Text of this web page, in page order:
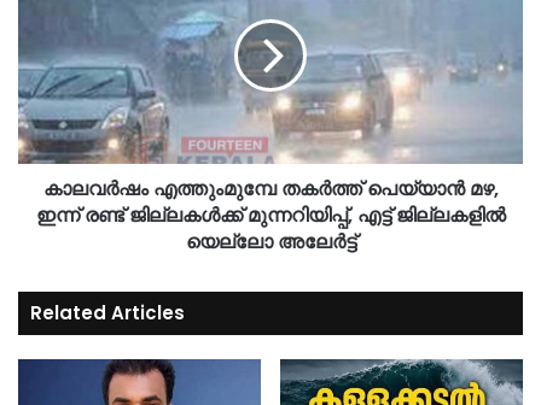
കാലവര്‍ഷം എത്തുംമുമ്പേ തകർത്ത് പെയ്യാൻ മഴ,
ഇന്ന് രണ്ട് ജില്ലകൾക്ക് മുന്നറിയിപ്പ്, എട്ട് ജില്ലകളില്‍
യെല്ലോ അലേർട്ട്
Related Articles